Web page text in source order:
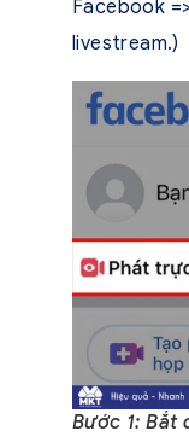
Facebook
livestream.)
Bước 1: Bắt